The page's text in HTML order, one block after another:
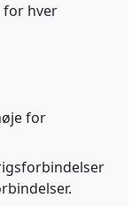
for hver
for